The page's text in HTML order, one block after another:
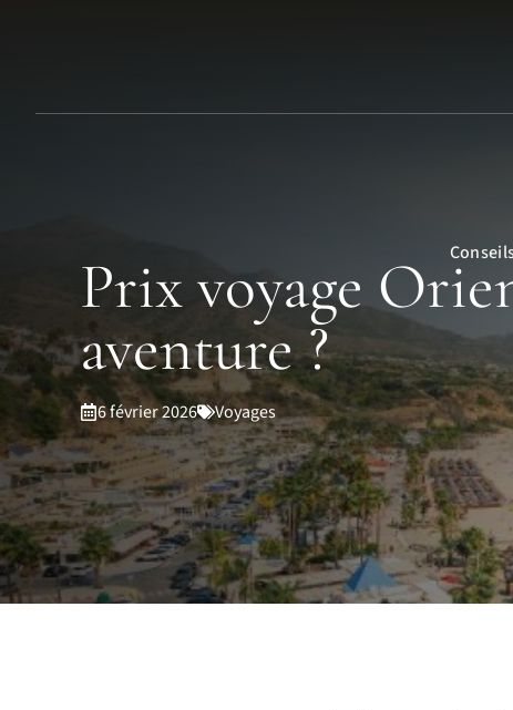
Prix voyage
aventure ?
6 février 2026 Voyages